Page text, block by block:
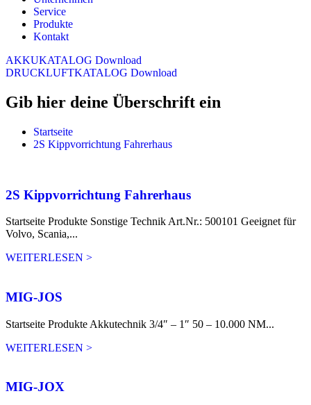
Service
Produkte
Kontakt
AKKUKATALOG Download
DRUCKLUFTKATALOG Download
Gib hier deine Überschrift ein
Startseite
2S Kippvorrichtung Fahrerhaus
2S Kippvorrichtung Fahrerhaus
Startseite Produkte Sonstige Technik Art.Nr.: 500101 Geeignet für
Volvo, Scania,...
WEITERLESEN >
MIG-JOS
Startseite Produkte Akkutechnik 3/4″ – 1″ 50 – 10.000 NM...
WEITERLESEN >
MIG-JOX